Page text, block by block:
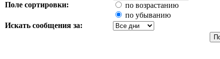
Поле сортировки:
по возрастанию
по убыванию
Искать сообщения за: